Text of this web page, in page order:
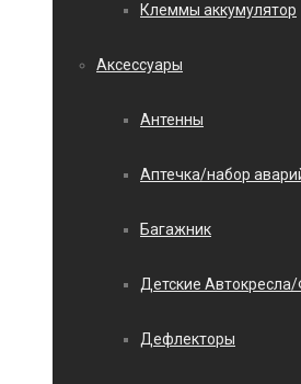
Клеммы аккумулятор
Аксессуары
Антенны
Аптечка/набор
Багажник
Детские
Дефлекторы